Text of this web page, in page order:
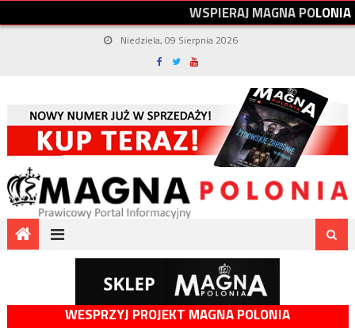
WSPIERAJMAGNAPOLONIA
Niedziela, 09 Sierpnia 2026
WESPRZYJ PROJEKT MAGNA POLONIA